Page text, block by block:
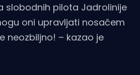
slobodnih pilota Jadrolinije
oni upravljati nosačem
neozbiljno! – kazao je